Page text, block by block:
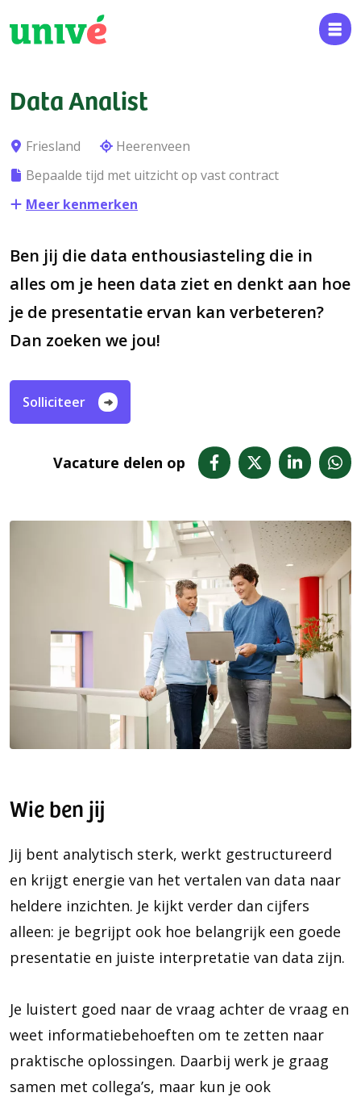
Data Analist
Friesland
Heerenveen
Bepaalde tijd met uitzicht op vast contract
Meer kenmerken
Ben jij die data enthousiasteling die in
alles om je heen data ziet en denkt aan hoe
je de presentatie ervan kan verbeteren?
Dan zoeken we jou!
Solliciteer
Vacature delen op
Wie ben jij
Jij bent analytisch sterk, werkt gestructureerd
en krijgt energie van het vertalen van data naar
heldere inzichten. Je kijkt verder dan cijfers
alleen: je begrijpt ook hoe belangrijk een goede
presentatie en juiste interpretatie van data zijn.
Je luistert goed naar de vraag achter de vraag en
weet informatiebehoeften om te zetten naar
praktische oplossingen. Daarbij werk je graag
samen met collega’s, maar kun je ook